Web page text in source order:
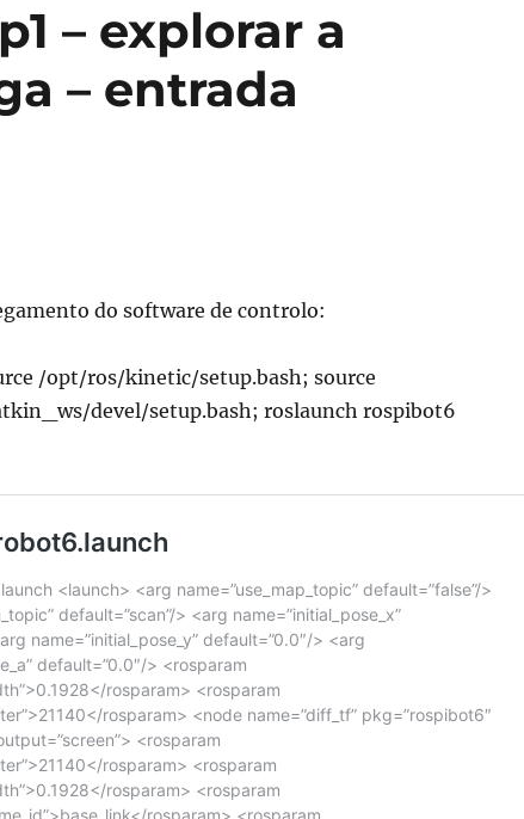
– explorar a
– entrada
do software de controlo:
/opt/ros/kinetic/setup.bash; source
devel/setup.bash; roslaunch rospibot6